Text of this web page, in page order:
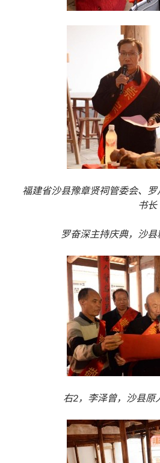
福建省沙县豫章贤祠管委会、
书长
罗奋深主持庆典，沙
右2，李泽曾，沙县原